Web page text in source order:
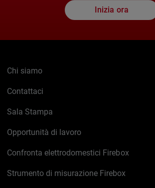
Inizia ora
Chi siamo
Contattaci
Sala Stampa
Opportunità di lavoro
Confronta elettrodomestici Firebox
Strumento di misurazione Firebox